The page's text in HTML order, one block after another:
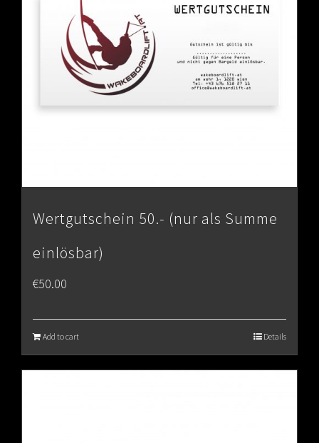
Wertgutschein 50.- (nur als Summe
einlösbar)
€50.00
Add to cart Details